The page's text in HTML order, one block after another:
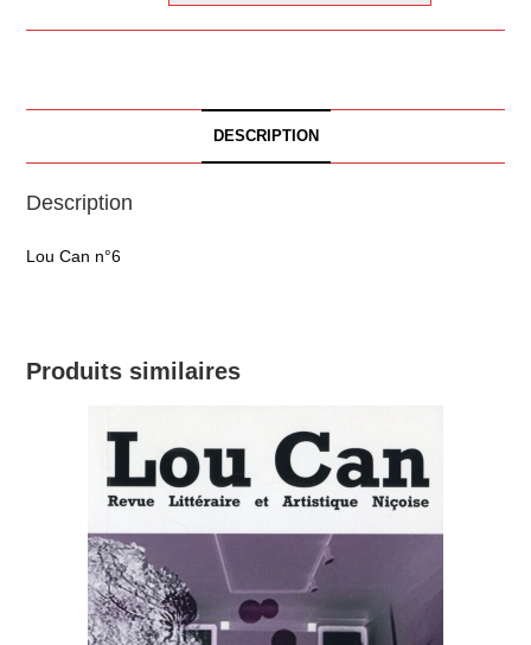
DESCRIPTION
Description
Lou Can n°6
Produits similaires